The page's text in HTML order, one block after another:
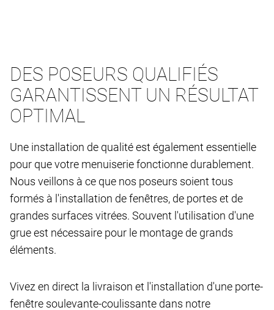
DES POSEURS QUALIFIÉS
GARANTISSENT UN RÉSULTAT
OPTIMAL
Une installation de qualité est également essentielle
pour que votre menuiserie fonctionne durablement.
Nous veillons à ce que nos poseurs soient tous
formés à l'installation de fenêtres, de portes et de
grandes surfaces vitrées. Souvent l'utilisation d'une
grue est nécessaire pour le montage de grands
éléments.
Vivez en direct la livraison et l'installation d'une porte-
fenêtre soulevante-coulissante dans notre